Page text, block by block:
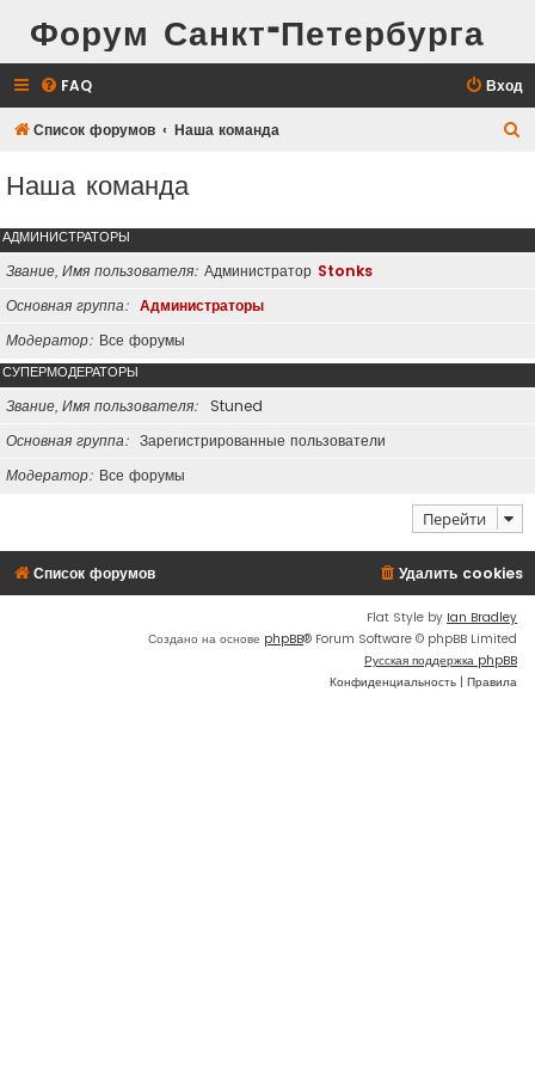
Форум Санкт-Петербурга
FAQ Вход
Список форумов Наша команда
к
Наша команда
АДМИНИСТРАТОРЫ
Звание, Имя пользователя Администратор Stonks
Основная группа
Администраторы
Модератор Все форумы
СУПЕРМОДЕРАТОРЫ
Звание, Имя пользователя
Stuned
Основная группа
Зарегистрированные пользователи
Модератор Все форумы
Перейти
Список форумов Удалить cookies
Flat Style by Ian Bradley
Создано на основе phpBB® Forum Software © phpBB Limited
Русская поддержка phpBB
Конфиденциальность | Правила